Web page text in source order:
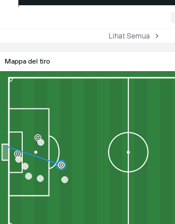
Lihat Semua
Mappa del tiro